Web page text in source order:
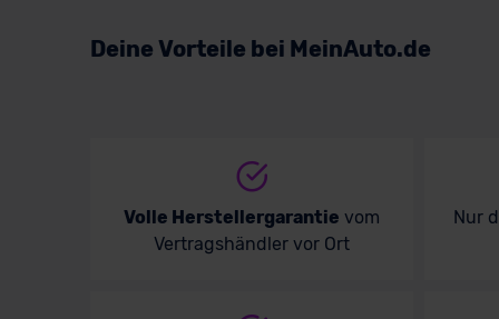
Volvo
Deine Vorteile bei MeinAuto.de
Volle Herstellergarantie vom
Vertragshändler vor Ort
Nur